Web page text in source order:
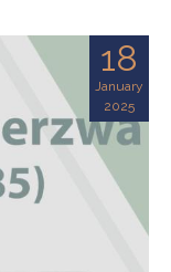
18
January
2025